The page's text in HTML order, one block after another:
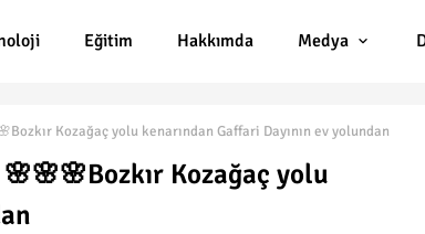
Eğitim Hakkımda Medya
Kozağaç yolu kenarından Gaffari Dayının ev yolundan
Kozağaç yolu